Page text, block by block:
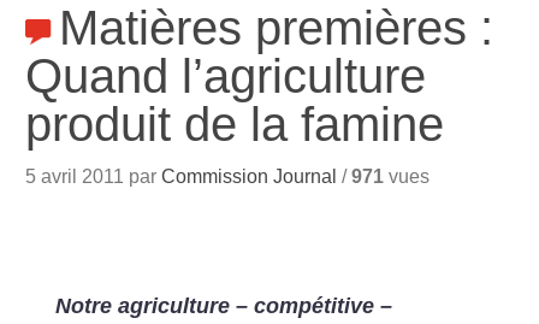
Matières premières :
Quand l’agriculture
produit de la famine
5 avril 2011 parCommission Journal /971 vues
Notre agriculture – compétitive –